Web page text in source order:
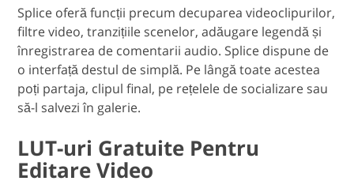
Splice oferă funcții precum decuparea videoclipurilor,
filtre video, tranzițiile scenelor, adăugare legendă și
înregistrarea de comentarii audio. Splice dispune de
o interfață destul de simplă. Pe lângă toate acestea
poți partaja, clipul final, pe rețelele de socializare sau
să-l salvezi în galerie.
LUT-uri Gratuite Pentru
Editare Video